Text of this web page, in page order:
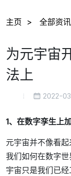
主页 全部资讯
为元宇宙
法上
2022-
1、在数字孪生上
元宇宙并不像看
我们如何在数字
宇宙只是我们已